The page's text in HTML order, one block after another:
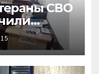
СВО